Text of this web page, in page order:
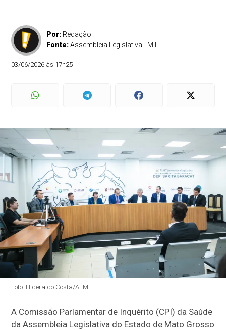
Por: Redação
Fonte:Assembleia Legislativa - MT
03/06/2026 às 17h25
Foto: Hideraldo Costa/ALMT
A Comissão Parlamentar de Inquérito (CPI) da Saúde
da Assembleia Legislativa do Estado de Mato Grosso